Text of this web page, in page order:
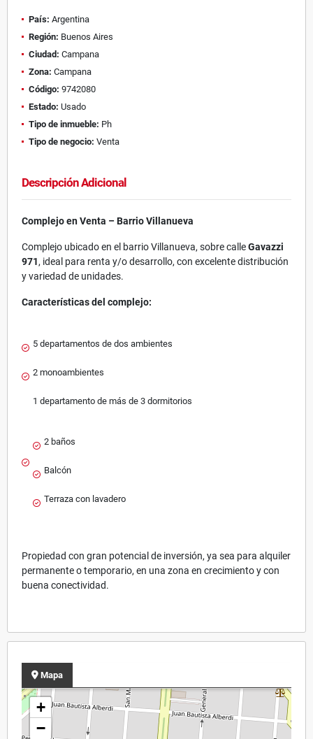
País: Argentina
Región: Buenos Aires
Ciudad: Campana
Zona: Campana
Código: 9742080
Estado: Usado
Tipo de inmueble: Ph
Tipo de negocio: Venta
Descripción Adicional
Complejo en Venta – Barrio Villanueva
Complejo ubicado en el barrio Villanueva, sobre calleGavazzi
971, ideal para renta y/o desarrollo, con excelente distribución
y variedad de unidades.
Características del complejo:
5 departamentos de dos ambientes
2 monoambientes
1 departamento de más de 3 dormitorios
2 baños
Balcón
Terraza con lavadero
Propiedad con gran potencial de inversión, ya sea para alquiler
permanente o temporario, en una zona en crecimiento y con
buena conectividad.
Mapa
+
−